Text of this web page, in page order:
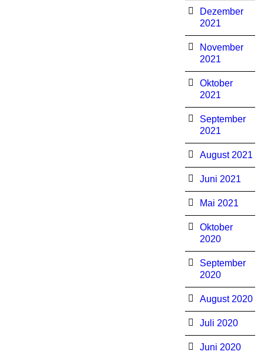
Dezember
2021
November
2021
Oktober
2021
September
2021
August 2021
Juni 2021
Mai 2021
Oktober
2020
September
2020
August 2020
Juli 2020
Juni 2020